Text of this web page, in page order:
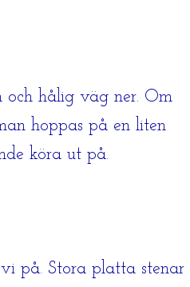
och hålig väg ner. Om
hoppas på en liten
köra ut på.
på. Stora platta stenar